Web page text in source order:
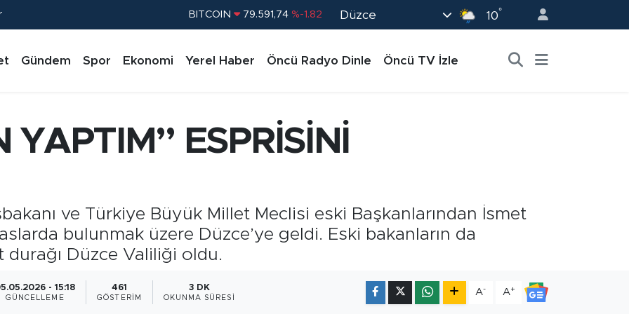
DOLAR 45,43620 %0.02
STERLİN 61,60380 %0.18
BITCOIN 79.591,74 %-1.82
Düzce 10°
Gündem Spor Ekonomi Yerel Haber Öncü Radyo Dinle Öncü TV İzle
ESPRİSİNİ
ve Türkiye Büyük Millet Meclisi eski Başkanlarından İsmet
bulunmak üzere Düzce’ye geldi. Eski bakanların da
Düzce Valiliği oldu.
- 15:18
GÜNCELLEME
461
GÖSTERIM
3 DK
OKUNMA SÜRESI
A- A+